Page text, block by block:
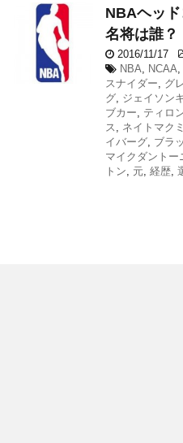
NBAヘッ
名将は誰？
2016/11/17
NBA, NCAA,
スナイダー, グ
グ, ジェイソン
ブカー, ティロ
ス , ネイトマク
イバーグ, ブラ
マイクダントー
トン, 元, 経歴,